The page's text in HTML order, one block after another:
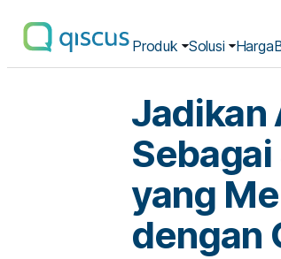
Multichannel
Conversational
Produk Solusi Harga
Jadikan
yang
dengan